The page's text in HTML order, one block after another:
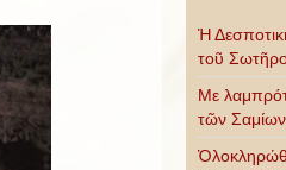
Ἡ
τοῦ
Με
τῶν